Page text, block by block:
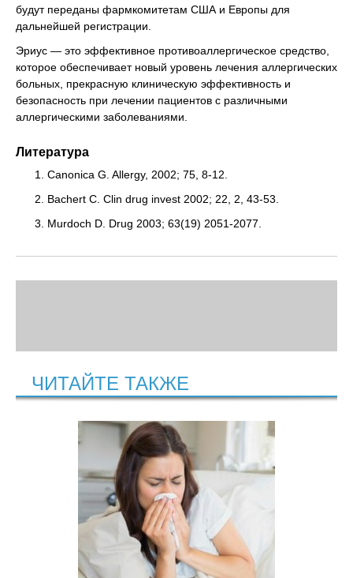
будут переданы фармкомитетам США и Европы для
дальнейшей регистрации.
Эриус — это эффективное противоаллергическое средство,
которое обеспечивает новый уровень лечения аллергических
больных, прекрасную клиническую эффективность и
безопасность при лечении пациентов с различными
аллергическими заболеваниями.
Литература
Canonica G. Allergy, 2002; 75, 8-12.
Bachert C. Clin drug invest 2002; 22, 2, 43-53.
Murdoch D. Drug 2003; 63(19) 2051-2077.
ЧИТАЙТЕ ТАКЖЕ